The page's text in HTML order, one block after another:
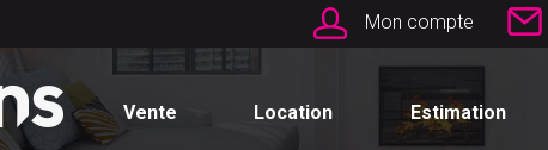
Mon compte
Vente Location Estimation